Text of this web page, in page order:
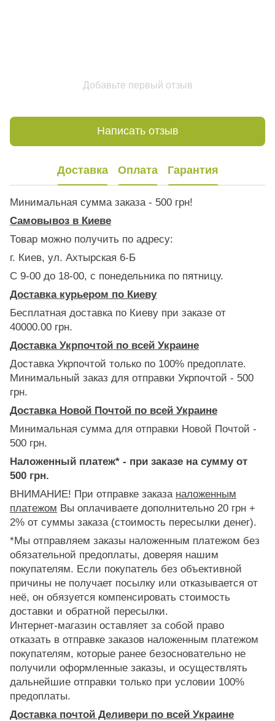
Добавьте первый отзыв
Написать отзыв
Доставка Оплата Гарантия
Минимальная сумма заказа - 500 грн!
Самовывоз в Киеве
Товар можно получить по адресу:
г. Киев, ул. Ахтырская 6-Б
С 9-00 до 18-00, с понедельника по пятницу.
Доставка курьером по Киеву
Бесплатная доставка по Киеву при заказе от
40000.00 грн.
Доставка Укрпочтой по всей Украине
Доставка Укрпочтой только по 100% предоплате.
Минимальный заказ для отправки Укрпочтой - 500
грн.
Доставка Новой Почтой по всей Украине
Минимальная сумма для отправки Новой Почтой -
500 грн.
Наложенный платеж* - при заказе на сумму от
500 грн.
ВНИМАНИЕ! При отправке заказа наложенным
платежом Вы оплачиваете дополнительно 20 грн +
2% от суммы заказа (стоимость пересылки денег).
*Мы отправляем заказы наложенным платежом без
обязательной предоплаты, доверяя нашим
покупателям. Если покупатель без объективной
причины не получает посылку или отказывается от
неё, он обязуется компенсировать стоимость
доставки и обратной пересылки.
Интернет-магазин оставляет за собой право
отказать в отправке заказов наложенным платежом
покупателям, которые ранее безосновательно не
получили оформленные заказы, и осуществлять
дальнейшие отправки только при условии 100%
предоплаты.
Доставка почтой Деливери по всей Украине